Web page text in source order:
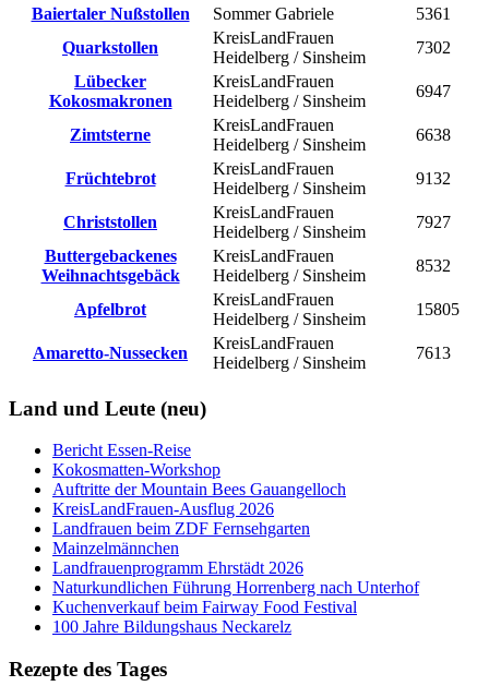
Baiertaler Nußstollen
Sommer Gabriele
5361
Quarkstollen
KreisLandFrauen
Heidelberg / Sinsheim
7302
Lübecker
Kokosmakronen
KreisLandFrauen
Heidelberg / Sinsheim
6947
Zimtsterne
KreisLandFrauen
Heidelberg / Sinsheim
6638
Früchtebrot
KreisLandFrauen
Heidelberg / Sinsheim
9132
Christstollen
KreisLandFrauen
Heidelberg / Sinsheim
7927
Buttergebackenes
Weihnachtsgebäck
KreisLandFrauen
Heidelberg / Sinsheim
8532
Apfelbrot
KreisLandFrauen
Heidelberg / Sinsheim
15805
Amaretto-Nussecken
KreisLandFrauen
Heidelberg / Sinsheim
7613
Land und Leute (neu)
Bericht Essen-Reise
Kokosmatten-Workshop
Auftritte der Mountain Bees Gauangelloch
KreisLandFrauen-Ausflug 2026
Landfrauen beim ZDF Fernsehgarten
Mainzelmännchen
Landfrauenprogramm Ehrstädt 2026
Naturkundlichen Führung Horrenberg nach Unterhof
Kuchenverkauf beim Fairway Food Festival
100 Jahre Bildungshaus Neckarelz
Rezepte des Tages